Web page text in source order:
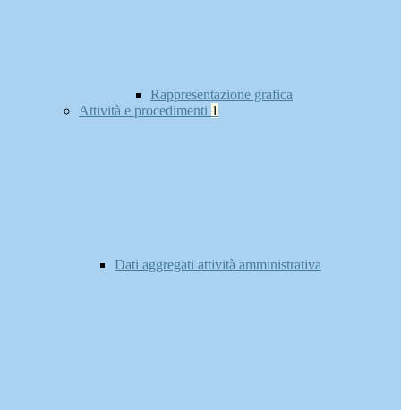
Rappresentazione grafica
Attività e procedimenti 1
Dati aggregati attività amministrativa